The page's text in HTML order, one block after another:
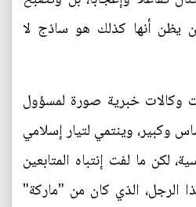
يظن أنها كذلك هو ساذج لا
وكالات خبرية صورة لمسؤول
وينتمي لتيار إسلامي
لكن ما لفت إنتباه المتابعين
الرجل، الذي كان من "ماركة"